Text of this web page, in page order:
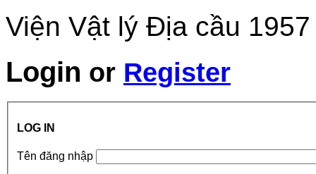
Viện Vật lý Địa cầu
Login or Register
LOG IN
Tên đăng nhập